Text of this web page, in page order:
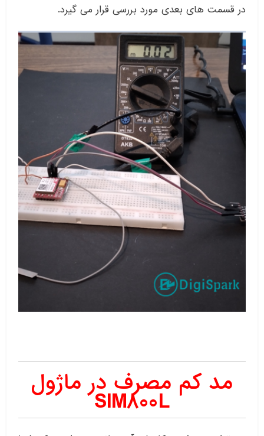
در قسمت های بعدی مورد بررسی قرار می گیرد.
مد کم مصرف در ماژول
SIM800L